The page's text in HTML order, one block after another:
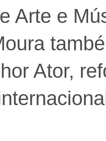
Arte e
Ator,